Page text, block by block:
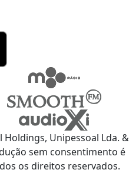
Unipessoal Lda. &
sem consentimento é
os direitos reservados.